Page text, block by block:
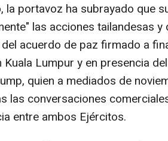
la portavoz ha subrayado que
las acciones tailandesas
acuerdo de paz firmado a
Kuala Lumpur y en presencia
quien a mediados de
las conversaciones
entre ambos Ejércitos.